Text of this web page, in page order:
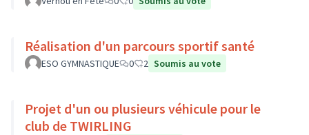
Réalisation d'un parcours sportif santé
ESO GYMNASTIQUE 0 2 Soumis au vote
Projet d'un ou plusieurs véhicule pour le
club de TWIRLING